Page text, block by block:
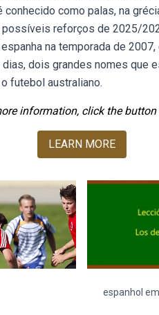
como palas, na
reforços de 2025/
na temporada de
dois grandes nomes
futebol australiano.
information, click the button
LEARN MORE
espanhol